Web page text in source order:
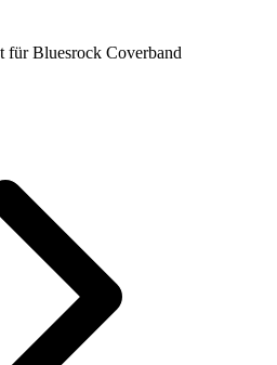
für Bluesrock Coverband